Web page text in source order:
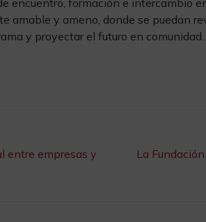
amable y ameno, donde se puedan
y proyectar el futuro en comunidad.
entre empresas y
La